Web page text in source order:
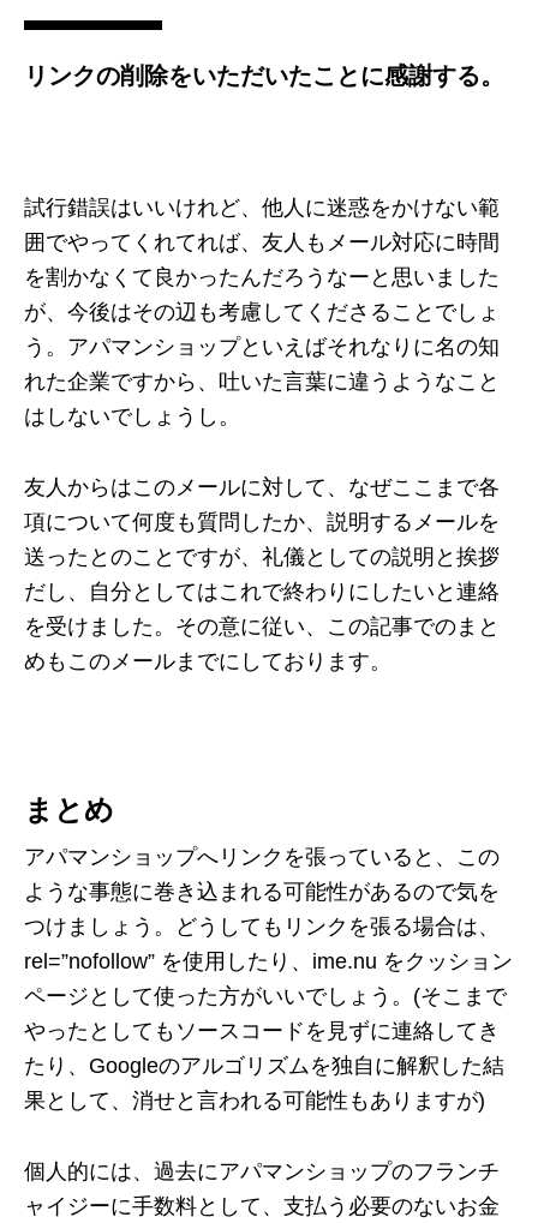
リンクの削除をいただいたことに感謝する。
試行錯誤はいいけれど、他人に迷惑をかけない範
囲でやってくれてれば、友人もメール対応に時間
を割かなくて良かったんだろうなーと思いました
が、今後はその辺も考慮してくださることでしょ
う。アパマンショップといえばそれなりに名の知
れた企業ですから、吐いた言葉に違うようなこと
はしないでしょうし。
友人からはこのメールに対して、なぜここまで各
項について何度も質問したか、説明するメールを
送ったとのことですが、礼儀としての説明と挨拶
だし、自分としてはこれで終わりにしたいと連絡
を受けました。その意に従い、この記事でのまと
めもこのメールまでにしております。
まとめ
アパマンショップへリンクを張っていると、この
ような事態に巻き込まれる可能性があるので気を
つけましょう。どうしてもリンクを張る場合は、
rel=”nofollow” を使用したり、ime.nu をクッション
ページとして使った方がいいでしょう。(そこまで
やったとしてもソースコードを見ずに連絡してき
たり、Googleのアルゴリズムを独自に解釈した結
果として、消せと言われる可能性もありますが)
個人的には、過去にアパマンショップのフランチ
ャイジーに手数料として、支払う必要のないお金